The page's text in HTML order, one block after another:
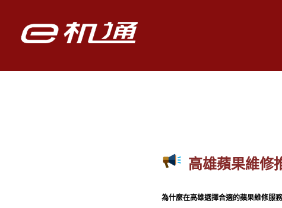
高雄蘋果維修
為什麼在高雄選擇合適的蘋果維修服